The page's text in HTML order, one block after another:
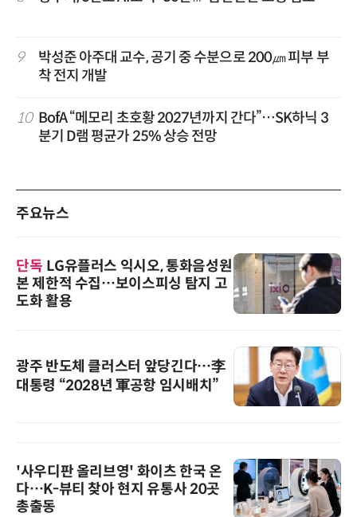
9
박성준 아주대 교수, 공기 중 수분으로 200㎛ 피부 부
착 전지 개발
10 BofA “메모리 초호황 2027년까지 간다”…SK하닉 3
분기 D램 평균가 25% 상승 전망
주요뉴스
단독 LG유플러스 익시오, 통화음성원
본 제한적 수집…보이스피싱 탐지 고
도화 활용
광주 반도체 클러스터 앞당긴다…李
대통령 “2028년 軍공항 임시배치”
'사우디판 올리브영' 화이츠 한국 온
다…K-뷰티 찾아 현지 유통사 20곳
총출동